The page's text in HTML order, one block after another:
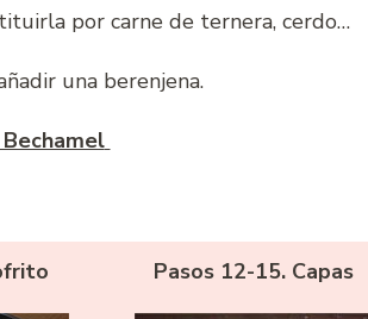
por carne de ternera, cerdo…
una berenjena.
Pasos 12-15. Capas